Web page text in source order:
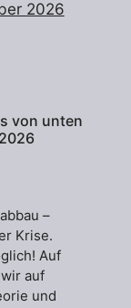
von unten
–
Krise.
Auf
auf
und